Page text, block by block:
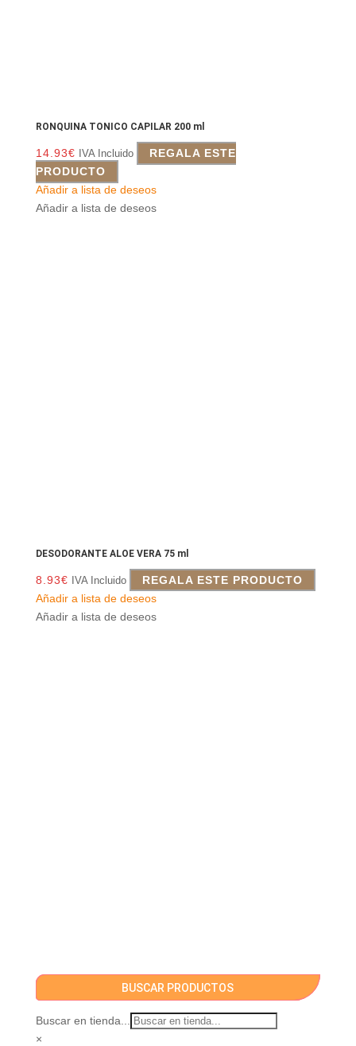
RONQUINA TONICO CAPILAR 200 ml
14.93€ IVA Incluido
REGALA ESTE
PRODUCTO
Añadir a lista de deseos
Añadir a lista de deseos
DESODORANTE ALOE VERA 75 ml
8.93€ IVA Incluido
REGALA ESTE PRODUCTO
Añadir a lista de deseos
Añadir a lista de deseos
BUSCAR PRODUCTOS
Buscar en tienda...
×